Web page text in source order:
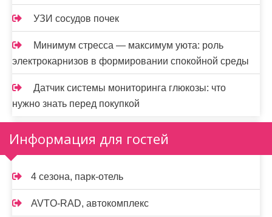
УЗИ сосудов почек
Минимум стресса — максимум уюта: роль
электрокарнизов в формировании спокойной среды
Датчик системы мониторинга глюкозы: что
нужно знать перед покупкой
Информация для гостей
4 сезона, парк-отель
AVTO-RAD, автокомплекс